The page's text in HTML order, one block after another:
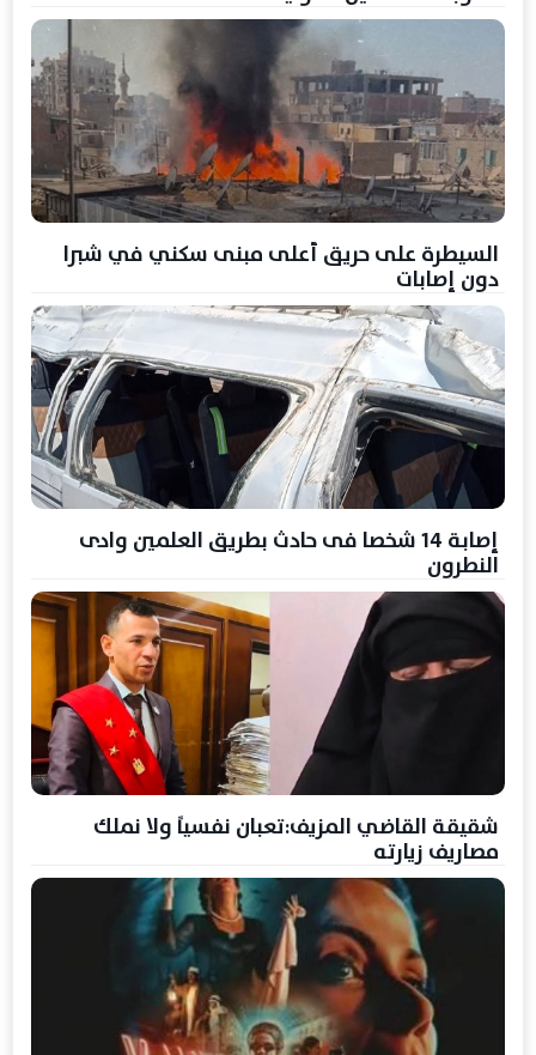
السيطرة على حريق أعلى مبنى سكني في شبرا
دون إصابات
إصابة 14 شخصا فى حادث بطريق العلمين وادى
النطرون
شقيقة القاضي المزيف:تعبان نفسياً ولا نملك
مصاريف زيارته